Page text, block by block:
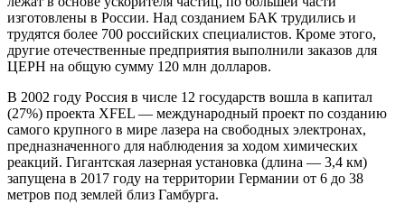
изготовлены в России. Над созданием БАК трудились и
трудятся более 700 российских специалистов. Кроме этого,
другие отечественные предприятия выполнили заказов для
ЦЕРН на общую сумму 120 млн долларов.
В 2002 году Россия в числе 12 государств вошла в капитал
(27%) проекта XFEL — международный проект по созданию
самого крупного в мире лазера на свободных электронах,
предназначенного для наблюдения за ходом химических
реакций. Гигантская лазерная установка (длина — 3,4 км)
запущена в 2017 году на территории Германии от 6 до 38
метров под землей близ Гамбурга.